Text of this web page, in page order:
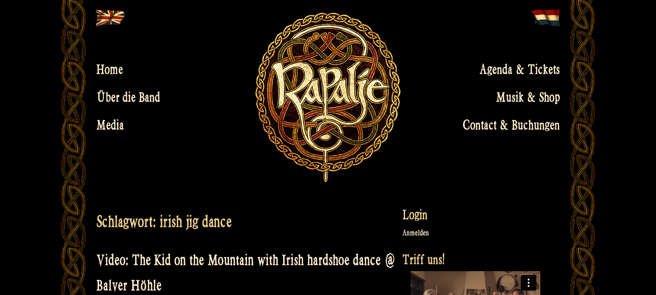
to
Home
Über die Band
Media
Agenda & Tickets
Musik & Shop
Contact & Buchungen
Schlagwort: irish jig dance
Video: The Kid on the Mountain with Irish hardshoe dance @
Balver Höhle
Login
Anmelden
Triff uns!